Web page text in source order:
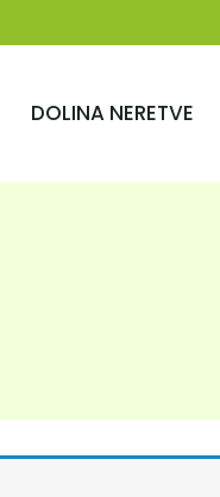
DOLINA NERETVE